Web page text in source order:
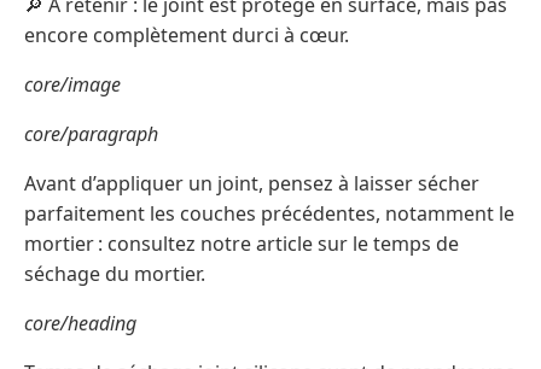
encore complètement durci à cœur.
core/image
core/paragraph
Avant d’appliquer un joint, pensez à laisser sécher
parfaitement les couches précédentes, notamment le
mortier : consultez notre article sur le temps de
séchage du mortier.
core/heading